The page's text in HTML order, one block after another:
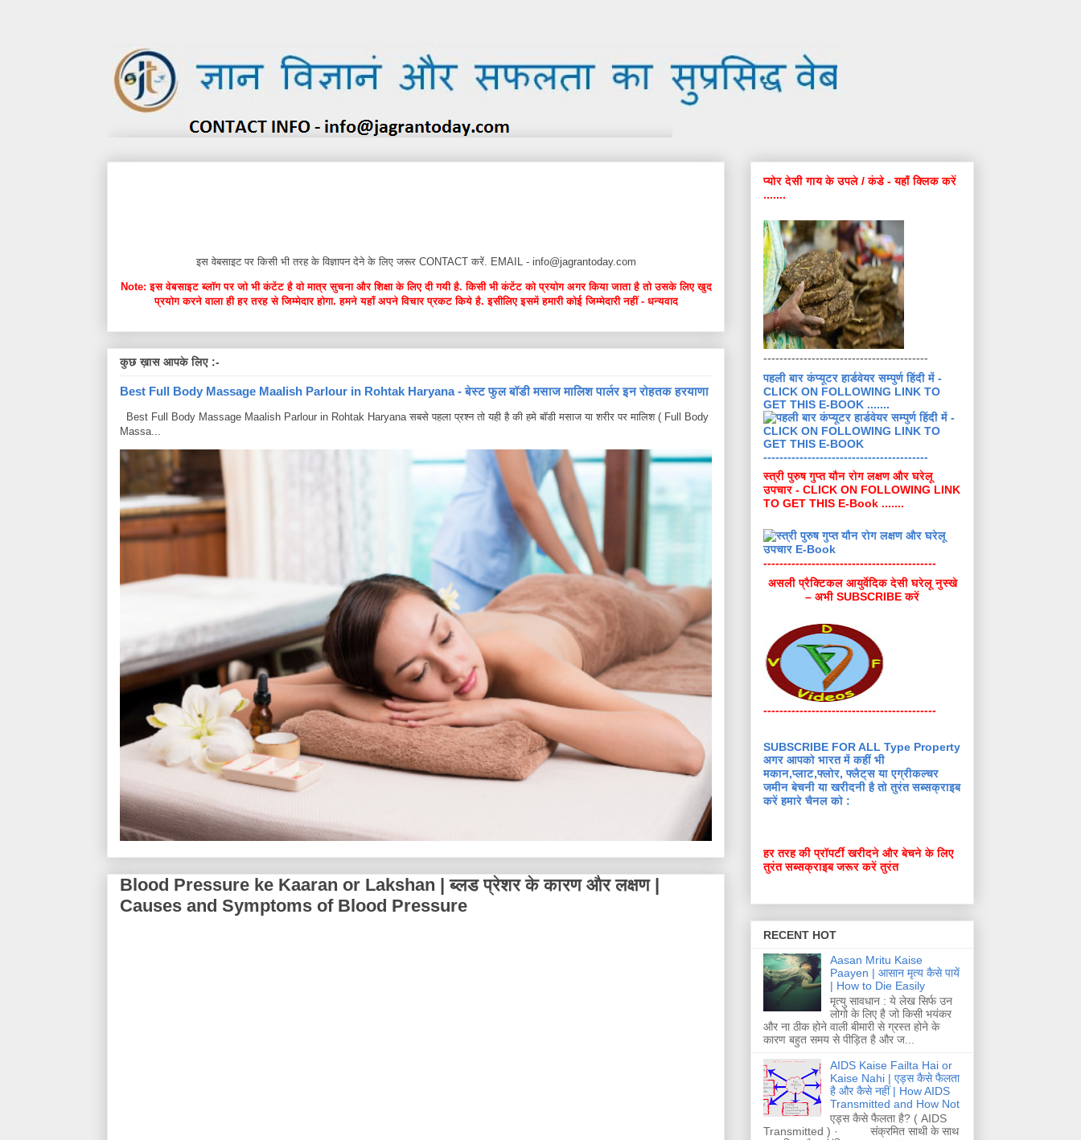
इस वेबसाइट पर किसी भी तरह के विज्ञापन देने के लिए जरूर CONTACT करें. EMAIL - info@jagrantoday.com
Note: इस वेबसाइट ब्लॉग पर जो भी कंटेंट है वो मात्र सुचना और शिक्षा के लिए दी गयी है. किसी भी कंटेंट को प्रयोग अगर किया जाता है तो उसके लिए खुद
प्रयोग करने वाला ही हर तरह से जिम्मेदार होगा. हमने यहाँ अपने विचार प्रकट किये है. इसीलिए इसमें हमारी कोई जिम्मेदारी नहीं - धन्यवाद
कुछ ख़ास आपके लिए :-
Best Full Body Massage Maalish Parlour in Rohtak Haryana - बेस्ट फुल बॉडी मसाज मालिश पार्लर इन रोहतक हरयाणा
Best Full Body Massage Maalish Parlour in Rohtak Haryana सबसे पहला प्रश्न तो यही है की हमे बॉडी मसाज या शरीर पर मालिश ( Full Body
Massa...
Blood Pressure ke Kaaran or Lakshan | ब्लड प्रेशर के कारण और लक्षण |
Causes and Symptoms of Blood Pressure
प्योर देसी गाय के उपले / कंडे - यहाँ क्लिक करें
.......
-----------------------------------------
पहली बार कंप्यूटर हार्डवेयर सम्पुर्ण हिंदी में -
CLICK ON FOLLOWING LINK TO
GET THIS E-BOOK .......
-----------------------------------------
स्त्री पुरुष गुप्त यौन रोग लक्षण और घरेलू
उपचार - CLICK ON FOLLOWING LINK
TO GET THIS E-Book .......
-------------------------------------------
असली प्रैक्टिकल आयुर्वेदिक देसी घरेलू नुस्खे
– अभी SUBSCRIBE करें
-------------------------------------------
SUBSCRIBE FOR ALL Type Property
अगर आपको भारत में कहीं भी
मकान,प्लाट,फ्लोर, फ्लैट्स या एग्रीकल्चर
जमीन बेचनी या खरीदनी है तो तुरंत सब्सक्राइब
करें हमारे चैनल को :
हर तरह की प्रॉपर्टी खरीदने और बेचने के लिए
तुरंत सब्सक्राइब जरूर करें तुरंत
RECENT HOT
Aasan Mritu Kaise
Paayen | आसान मृत्य कैसे पायें
| How to Die Easily
मृत्यु सावधान : ये लेख सिर्फ उन
लोगो के लिए है जो किसी भयंकर
और ना ठीक होने वाली बीमारी से ग्रस्त होने के
कारण बहुत समय से पीड़ित है और ज...
AIDS Kaise Failta Hai or
Kaise Nahi | एड्स कैसे फैलता
है और कैसे नहीं | How AIDS
Transmitted and How Not
एड्स कैसे फैलता है? ( AIDS
Transmitted ) · संक्रमित साथी के साथ